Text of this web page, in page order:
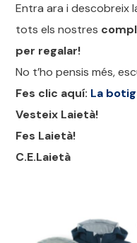
Entra ara i descobreix
tots els nostres
per regalar!
No t’ho pensis més,
Fes clic aquí: La
Vesteix Laietà!
Fes Laietà!
C.E.Laietà